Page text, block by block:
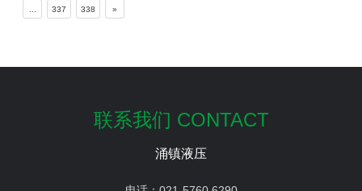
337 338 »
联系我们 CONTACT
涌镇液压